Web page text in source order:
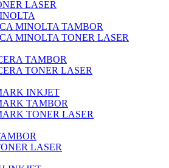
LASER
MINOLTA TAMBOR
MINOLTA TONER LASER
TAMBOR
TONER LASER
INKJET
TAMBOR
TONER LASER
LASER